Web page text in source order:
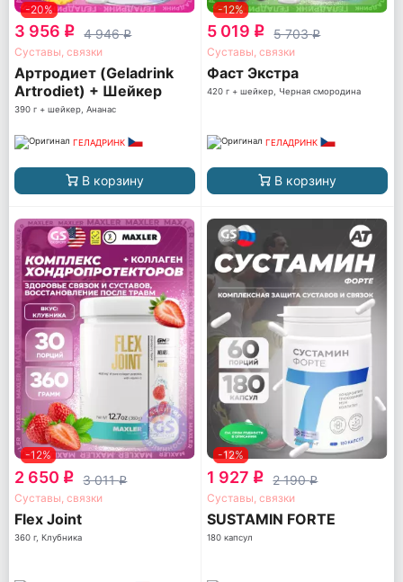
-20%
3 956 q 4 946q
Суставы, связки
Артродиет (Geladrink
Artrodiet) + Шейкер
390 г + шейкер, Ананас
ГЕЛАДРИНК
В корзину
-12%
5 019 q 5 703q
Суставы, связки
Фаст Экстра
420 г + шейкер, Черная смородина
ГЕЛАДРИНК
В корзину
-12%
2 650 q 3 011q
Суставы, связки
Flex Joint
360 г, Клубника
-12%
1 927 q 2 190q
Суставы, связки
SUSTAMIN FORTE
180 капсул